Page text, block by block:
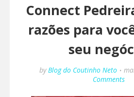
Connect
razões para
seu
by Blog do Coutinho Neto
Comments